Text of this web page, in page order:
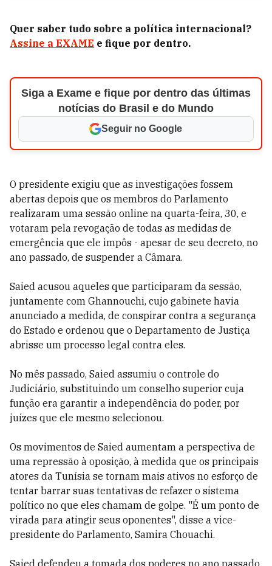
Quer saber tudo sobre a política internacional?
Assine a EXAME e fique por dentro.
Siga a Exame e fique por dentro das últimas
notícias do Brasil e do Mundo
Seguir no Google
O presidente exigiu que as investigações fossem
abertas depois que os membros do Parlamento
realizaram uma sessão online na quarta-feira, 30, e
votaram pela revogação de todas as medidas de
emergência que ele impôs - apesar de seu decreto, no
ano passado, de suspender a Câmara.
Saied acusou aqueles que participaram da sessão,
juntamente com Ghannouchi, cujo gabinete havia
anunciado a medida, de conspirar contra a segurança
do Estado e ordenou que o Departamento de Justiça
abrisse um processo legal contra eles.
No mês passado, Saied assumiu o controle do
Judiciário, substituindo um conselho superior cuja
função era garantir a independência do poder, por
juízes que ele mesmo selecionou.
Os movimentos de Saied aumentam a perspectiva de
uma repressão à oposição, à medida que os principais
atores da Tunísia se tornam mais ativos no esforço de
tentar barrar suas tentativas de refazer o sistema
político no que eles chamam de golpe. "É um ponto de
virada para atingir seus oponentes", disse a vice-
presidente do Parlamento, Samira Chouachi.
Saied defendeu a tomada dos poderes no ano passado